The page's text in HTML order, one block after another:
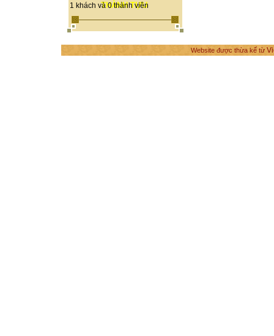
THÀNH TỰU
1 khách và 0 thành viên
Website được thừa kế từ